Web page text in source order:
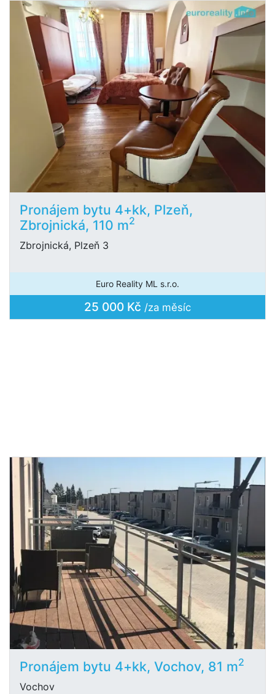
Pronájem bytu 4+kk, Plzeň,
Zbrojnická, 110 m2
Zbrojnická, Plzeň 3
Euro Reality ML s.r.o.
25 000 Kč /za měsíc
Pronájem bytu 4+kk, Vochov, 81 m2
Vochov